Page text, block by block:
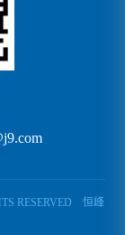
RESERVED 恒峰